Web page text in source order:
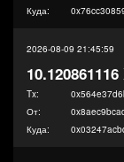
Куда:
2026-08-09 21:45:59
10.120861116
Tx:
От:
Куда: